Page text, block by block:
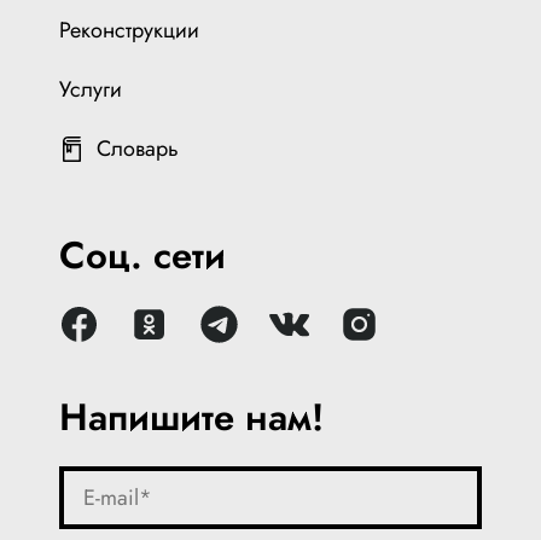
Напишите нам!
Реконструкции
Услуги
Словарь
Соц. сети